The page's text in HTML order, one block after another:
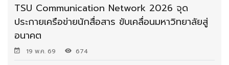
TSU Communication Network 2026 จุด
ประกายเครือข่ายนักสื่อสาร ขับเคลื่อนมหาวิทยาลัยสู่
อนาคต
19 พ.ค. 69 674